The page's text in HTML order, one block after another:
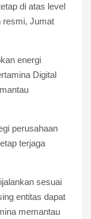
di atas level
resmi, Jumat
energi
Digital
perusahaan
terjaga
sesuai
entitas dapat
memantau